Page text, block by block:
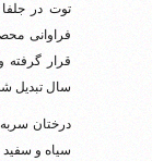
توت در
فراوانی
قرار
سال تبدیل
درختان
سیاه و سفید